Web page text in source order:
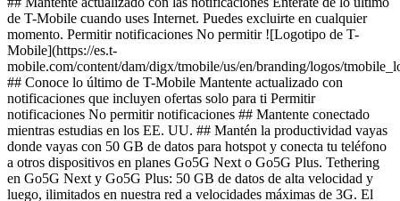
de T-Mobile cuando uses Internet. Puedes excluirte en cualquier
momento. Permitir notificaciones No permitir ![Logotipo de T-
Mobile](https://es.t-
mobile.com/content/dam/digx/tmobile/us/en/branding/logos/
## Conoce lo último de T-Mobile Mantente actualizado con
notificaciones que incluyen ofertas solo para ti Permitir
notificaciones No permitir notificaciones ## Mantente conectado
mientras estudias en los EE. UU. ## Mantén la productividad vayas
donde vayas con 50 GB de datos para hotspot y conecta tu teléfono
a otros dispositivos en planes Go5G Next o Go5G Plus. Tethering
en Go5G Next y Go5G Plus: 50 GB de datos de alta velocidad y
luego, ilimitados en nuestra red a velocidades máximas de 3G. El